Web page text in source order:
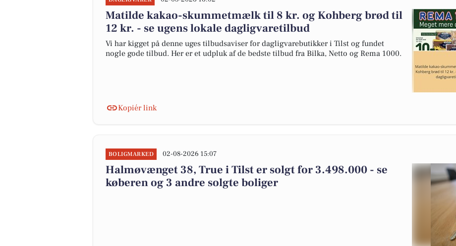
Matilde kakao-skummetmælk til 8 kr. og Kohberg brød til
12 kr. - se ugens lokale dagligvaretilbud
Vi har kigget på denne uges tilbudsaviser for dagligvarebutikker i Tilst og fundet
nogle gode tilbud. Her er et udpluk af de bedste tilbud fra Bilka, Netto og Rema 1000.
Kopiér link
BOLIGMARKED 02-08-2026 15:07
Halmøvænget 38, True i Tilst er solgt for 3.498.000 - se
køberen og 3 andre solgte boliger